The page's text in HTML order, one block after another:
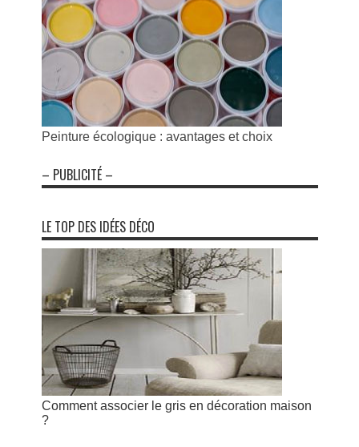
Peinture écologique : avantages et choix
– PUBLICITÉ –
LE TOP DES IDÉES DÉCO
Comment associer le gris en décoration maison
?